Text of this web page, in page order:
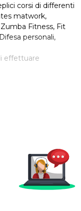
corsi di differenti
matwork,
Fitness, Fit
personali,
effettuare
extra
qualificato.